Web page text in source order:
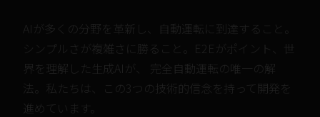
AIが多くの分野を革新し、自動運転に到達すること。
シンプルさが複雑さに勝ること。E2Eがポイント、世
界を理解した生成AIが、 完全自動運転の唯一の解
法。私たちは、この3つの技術的信念を持って開発を
進めています。